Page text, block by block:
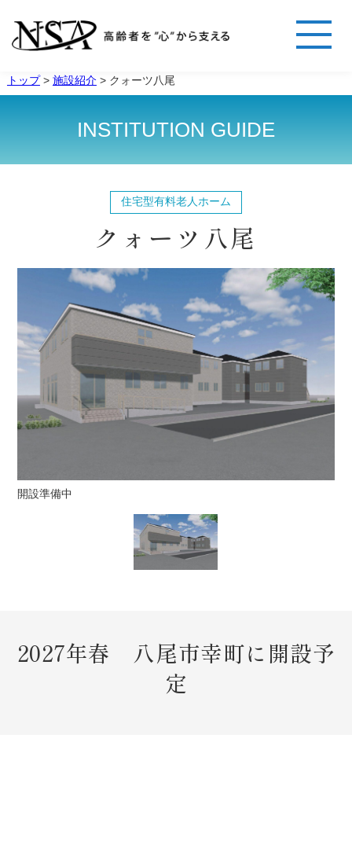
トップ> 施設紹介> クォーツ八尾
INSTITUTION GUIDE
住宅型有料老人ホーム
クォーツ八尾
開設準備中
2027年春 八尾市幸町に開設予
定